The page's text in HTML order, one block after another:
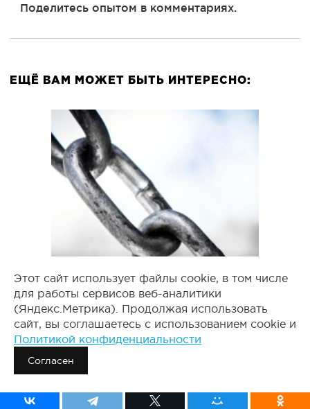
Поделитесь опытом в комментариях.
ЕЩЁ ВАМ МОЖЕТ БЫТЬ ИНТЕРЕСНО:
ЧТО ТАКОЕ ВЕЧНЫЕ
ССЫЛКИ И ИХ РОЛЬ В
ПРОДВИЖЕНИИ САЙТА
Этот сайт использует файлы cookie, в том числе
для работы сервисов веб-аналитики
(Яндекс.Метрика). Продолжая использовать
сайт, вы соглашаетесь с использованием cookie и
Политикой конфиденциальности
Согласен